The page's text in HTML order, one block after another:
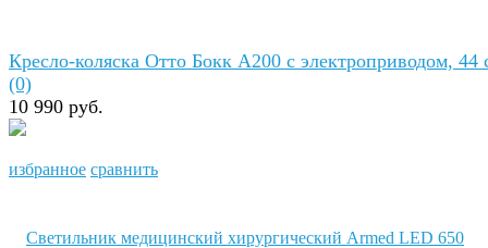
избранное сравнить
Кресло-коляска Отто Бокк A200 с электроприводом, 44
(0)
10 990 руб.